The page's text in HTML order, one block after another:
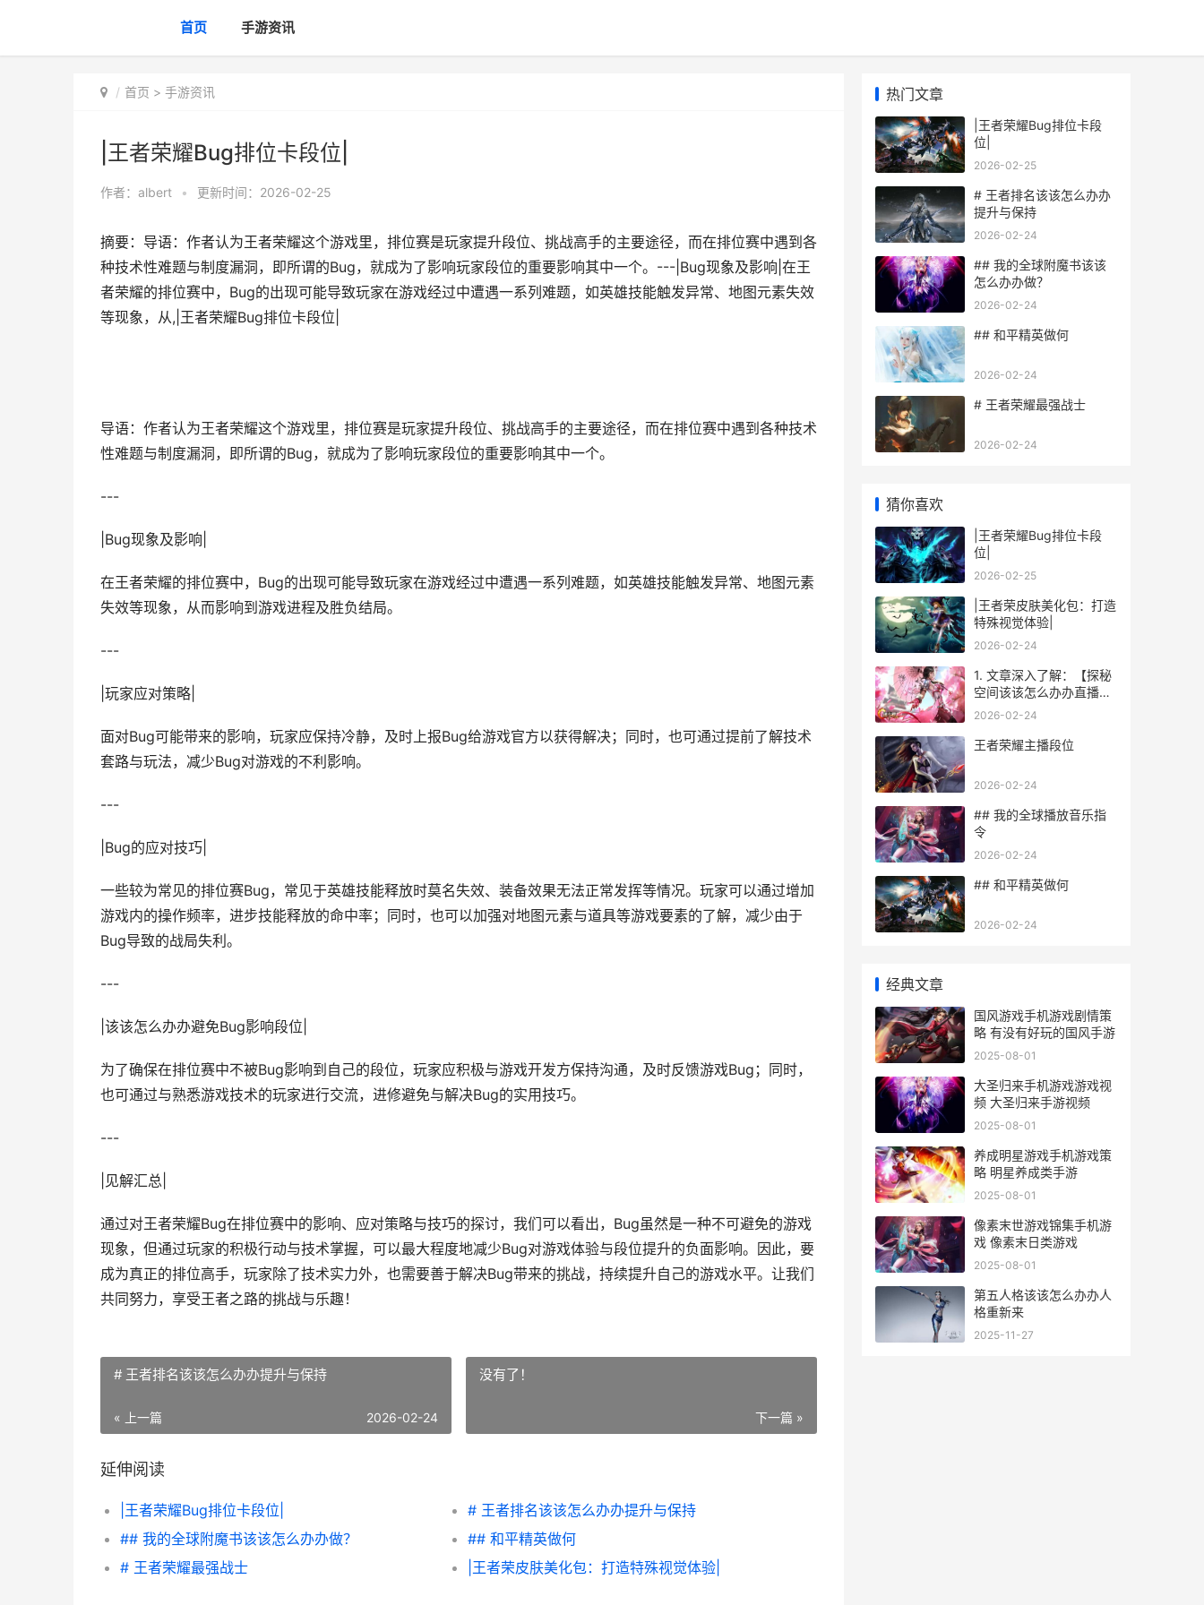
首页 手游资讯
首页 > 手游资讯
|王者荣耀Bug排位卡段位|
作者： albert • 更新时间：2026-02-25
摘要：导语：作者认为王者荣耀这个游戏里，排位赛是玩家提升段位、挑战高手的主要途径，而在排位赛中遇到各
种技术性难题与制度漏洞，即所谓的Bug，就成为了影响玩家段位的重要影响其中一个。---|Bug现象及影响|在王
者荣耀的排位赛中，Bug的出现可能导致玩家在游戏经过中遭遇一系列难题，如英雄技能触发异常、地图元素失效
等现象，从,|王者荣耀Bug排位卡段位|
导语：作者认为王者荣耀这个游戏里，排位赛是玩家提升段位、挑战高手的主要途径，而在排位赛中遇到各种技术
性难题与制度漏洞，即所谓的Bug，就成为了影响玩家段位的重要影响其中一个。
---
|Bug现象及影响|
在王者荣耀的排位赛中，Bug的出现可能导致玩家在游戏经过中遭遇一系列难题，如英雄技能触发异常、地图元素
失效等现象，从而影响到游戏进程及胜负结局。
---
|玩家应对策略|
面对Bug可能带来的影响，玩家应保持冷静，及时上报Bug给游戏官方以获得解决；同时，也可通过提前了解技术
套路与玩法，减少Bug对游戏的不利影响。
---
|Bug的应对技巧|
一些较为常见的排位赛Bug，常见于英雄技能释放时莫名失效、装备效果无法正常发挥等情况。玩家可以通过增加
游戏内的操作频率，进步技能释放的命中率；同时，也可以加强对地图元素与道具等游戏要素的了解，减少由于
Bug导致的战局失利。
---
|该该怎么办办避免Bug影响段位|
为了确保在排位赛中不被Bug影响到自己的段位，玩家应积极与游戏开发方保持沟通，及时反馈游戏Bug；同时，
也可通过与熟悉游戏技术的玩家进行交流，进修避免与解决Bug的实用技巧。
---
|见解汇总|
通过对王者荣耀Bug在排位赛中的影响、应对策略与技巧的探讨，我们可以看出，Bug虽然是一种不可避免的游戏
现象，但通过玩家的积极行动与技术掌握，可以最大程度地减少Bug对游戏体验与段位提升的负面影响。因此，要
成为真正的排位高手，玩家除了技术实力外，也需要善于解决Bug带来的挑战，持续提升自己的游戏水平。让我们
共同努力，享受王者之路的挑战与乐趣！
# 王者排名该该怎么办办提升与保持
« 上一篇 2026-02-24
没有了！
下一篇 »
延伸阅读
|王者荣耀Bug排位卡段位|
# 王者排名该该怎么办办提升与保持
## 我的全球附魔书该该怎么办办做？
## 和平精英做何
# 王者荣耀最强战士
|王者荣皮肤美化包：打造特殊视觉体验|
热门文章
|王者荣耀Bug排位卡段
位|
2026-02-25
# 王者排名该该怎么办办
提升与保持
2026-02-24
## 我的全球附魔书该该
怎么办办做？
2026-02-24
## 和平精英做何
2026-02-24
# 王者荣耀最强战士
2026-02-24
猜你喜欢
|王者荣耀Bug排位卡段
位|
2026-02-25
|王者荣皮肤美化包：打造
特殊视觉体验|
2026-02-24
1. 文章深入了解：【探秘
空间该该怎么办办直播王
者荣耀】
2026-02-24
王者荣耀主播段位
2026-02-24
## 我的全球播放音乐指
令
2026-02-24
## 和平精英做何
2026-02-24
经典文章
国风游戏手机游戏剧情策
略 有没有好玩的国风手游
2025-08-01
大圣归来手机游戏游戏视
频 大圣归来手游视频
2025-08-01
养成明星游戏手机游戏策
略 明星养成类手游
2025-08-01
像素末世游戏锦集手机游
戏 像素末日类游戏
2025-08-01
第五人格该该怎么办办人
格重新来
2025-11-27